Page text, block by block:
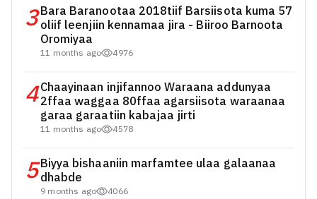
3Bara Baranootaa 2018tiif Barsiisota kuma 57
oliif leenjiin kennamaa jira - Biiroo Barnoota
Oromiyaa
11 months ago 4976
4Chaayinaan injifannoo Waraana addunyaa
2ffaa waggaa 80ffaa agarsiisota waraanaa
garaa garaatiin kabajaa jirti
11 months ago 4578
5Biyya bishaaniin marfamtee ulaa galaanaa
dhabde
9 months ago 4066